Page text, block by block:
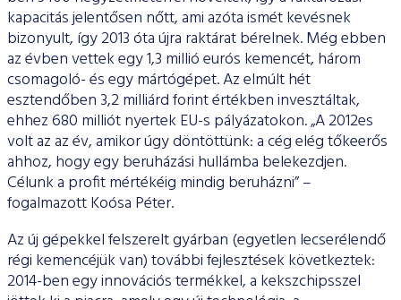
kapacitás jelentősen nőtt, ami azóta ismét kevésnek
bizonyult, így 2013 óta újra raktárat bérelnek. Még ebben
az évben vettek egy 1,3 millió eurós kemencét, három
csomagoló- és egy mártógépet. Az elmúlt hét
esztendőben 3,2 milliárd forint értékben invesztáltak,
ehhez 680 milliót nyertek EU-s pályázatokon. „A 2012es
volt az az év, amikor úgy döntöttünk: a cég elég tőkeerős
ahhoz, hogy egy beruházási hullámba belekezdjen.
Célunk a profit mértékéig mindig beruházni” –
fogalmazott Koósa Péter.
Az új gépekkel felszerelt gyárban (egyetlen lecserélendő
régi kemencéjük van) további fejlesztések következtek:
2014-ben egy innovációs termékkel, a kekszchipsszel